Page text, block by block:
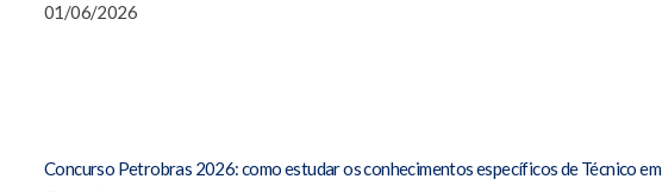
01/06/2026
Concurso Petrobras 2026: como estudar os conhecimentos específicos de Técnico em